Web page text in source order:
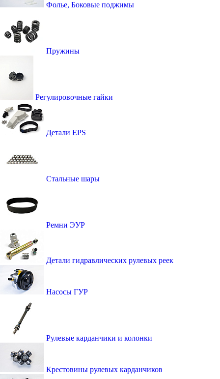
Фолье, Боковые поджимы
Пружины
Регулировочные гайки
Детали EPS
Стальные шары
Ремни ЭУР
Детали гидравлических рулевых реек
Насосы ГУР
Рулевые карданчики и колонки
Крестовины рулевых карданчиков